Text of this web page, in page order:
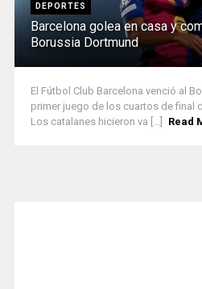
DEPORTES
Barcelona golea en casa y
Borussia Dortmund
El Fútbol Club Barcelona venció al
primer juego de los cuartos de final
Los catalanes hicieron va [...]
Read